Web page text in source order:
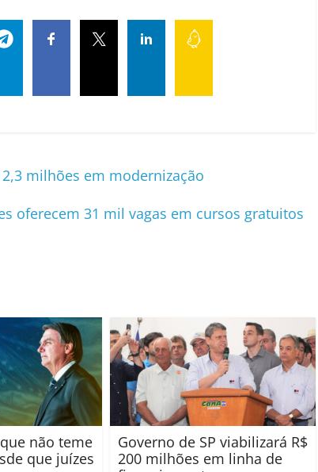
milhões em modernização
oferecem 31 mil vagas em cursos gratuitos
não teme
que juízes
Governo de SP viabilizará R$
200 milhões em linha de